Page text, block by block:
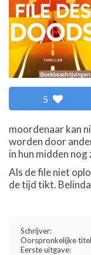
5
moordenaar kan
worden door
in hun midden nog
Als de file niet
de tijd tikt.
Schrijver:
Oorspronkelijke
Eerste uitgave: